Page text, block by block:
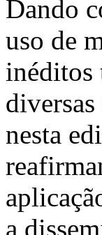
Dando
uso de
inéditos
nesta
a